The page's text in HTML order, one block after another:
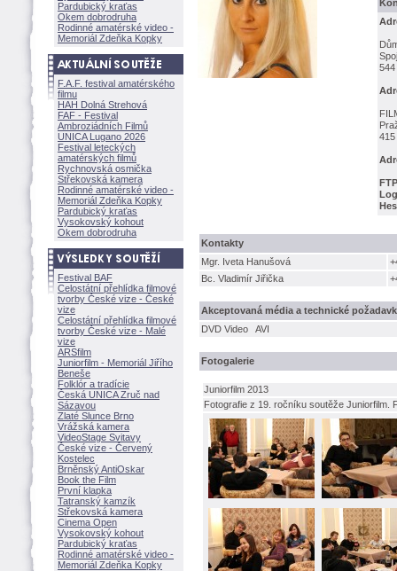
Pardubický kraťas
Okem dobrodruha
Rodinné amatérské video -
Memoriál Zdeňka Kopky
F.A.F. festival amatérského
filmu
HAH Dolná Strehov
FAF - Festival
Ambroziádních Filmů
UNICA Lugano 2026
Festival leteckých
amatérských filmů
Rychnovská osmička
Střekovská kamera
Rodinné amatérské video -
Memoriál Zdeňka Kopky
Pardubický kraťas
Vysokovský kohout
Okem dobrodruha
Festival BAF
Celostátní přehlídka filmové
tvorby České vize - České
vize
Celostátní přehlídka filmové
tvorby České vize - Malé
vize
ARSfilm
Juniorfilm - Memoriál Jiřího
Beneše
Folklór a tradície
Česká UNICA Zruč nad
Sázavou
Zlaté Slunce Brno
Vrážská kamera
VideoStage Svitavy
České vize - Červený
Kostelec
Brněnský AntiOskar
Book the Film
První klapka
Tatranský kamzík
Střekovská kamera
Cinema Open
Vysokovský kohout
Pardubický kraťas
Rodinné amatérské video -
Memoriál Zdeňka Kopky
415
Kontakty
Mgr. Iveta Hanušov
Bc. Vladimír Jiřička
Akceptovaná média a technické
DVD Video
AVI
Fotogalerie
Juniorfilm 2013
Fotografie z 19. ročníku soutěže Juniorfilm.